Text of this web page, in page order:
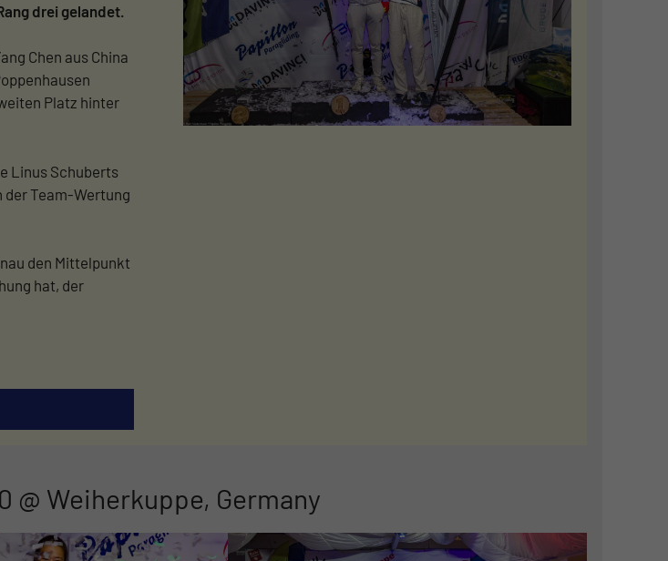
drei gelandet.
Chen aus China
Platz hinter
Linus Schuberts
der Team-Wertung
den Mittelpunkt
hat, der
@ Weiherkuppe, Germany